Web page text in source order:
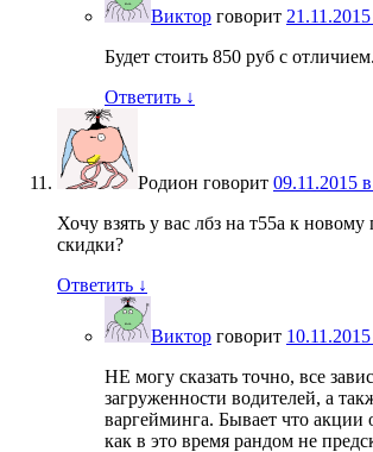
Виктор говорит
Будет стоить 850 руб с отличием.
Ответить ↓
Родион говорит 09.11.2015
Хочу взять у вас лбз на т55а к новому
скидки?
Ответить ↓
Виктор говорит
НЕ могу сказать точно, все
загруженности водителей, а
варгейминга. Бывает что акции
как в это время рандом не